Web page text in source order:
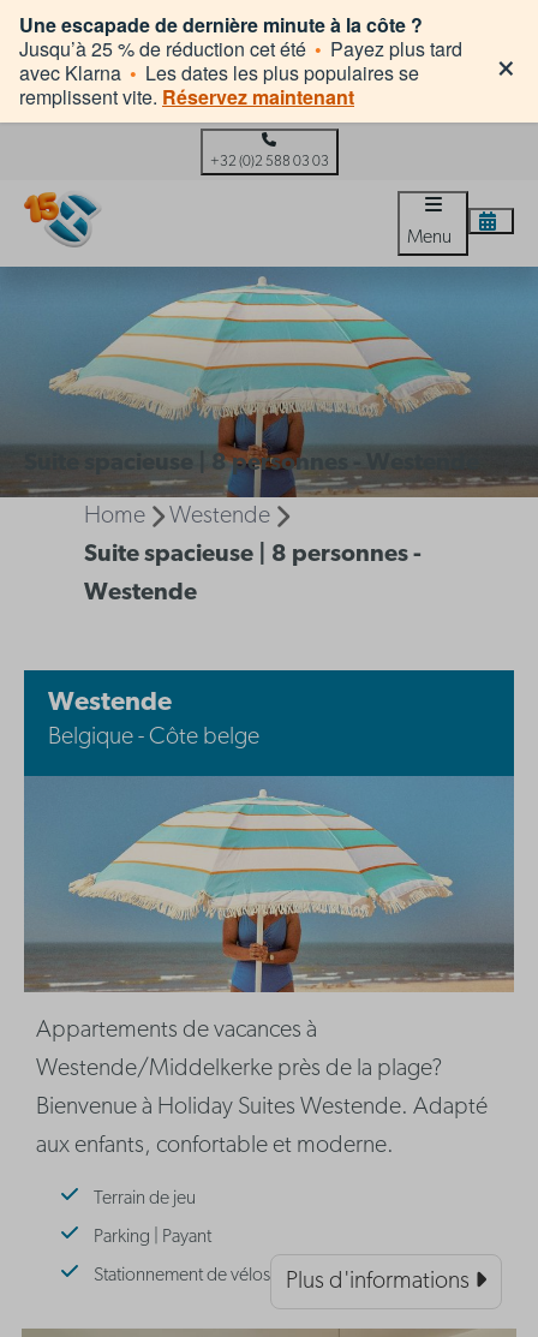
Une escapade de dernière minute à la côte ?
Jusqu’à 25 % de réduction cet été • Payez plus tard
avec Klarna • Les dates les plus populaires se
remplissent vite. Réservez maintenant
×
+32 (0)2 588 03 03
Menu
Suite spacieuse | 8 personnes - Westende
Home
Westende
Suite spacieuse | 8 personnes -
Westende
Westende
Belgique - Côte belge
Appartements de vacances à
Westende/Middelkerke près de la plage?
Bienvenue à Holiday Suites Westende. Adapté
aux enfants, confortable et moderne.
Terrain de jeu
Parking | Payant
Stationnement de vélos
Plus d'informations